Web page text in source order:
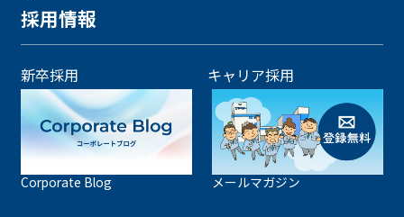
採用情報
新卒採用 キャリア採用
Corporate Blog メールマガジン